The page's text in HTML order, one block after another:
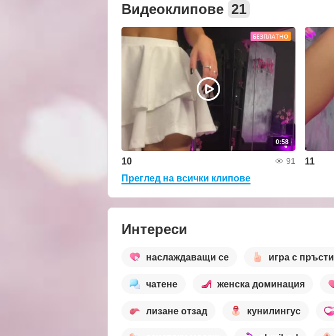
Видеоклипове 21
БЕЗПЛАТНО
0:58
10 91 11
Преглед на всички клипове
Интереси
наслаждаващи се игра с пръсти
чатене женска доминация
лизане отзад кунилингус